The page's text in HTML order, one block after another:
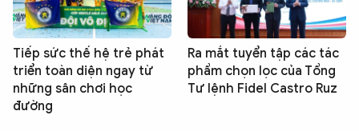
Tiếp sức thế hệ trẻ phát
triển toàn diện ngay từ
những sân chơi học
đường
Ra mắt tuyển tập các tác
phẩm chọn lọc của Tổng
Tư lệnh Fidel Castro Ruz